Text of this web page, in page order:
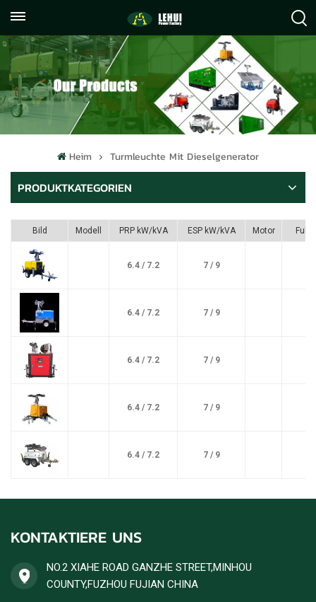
059122071372
info@lehuipowerfactory.com
Heim Turmleuchte Mit Dieselgenerator
PRODUKTKATEGORIEN
Bild Modell PRP kW/kVA ESP kW/kVA Motor Fule
6.4 / 7.2 7 / 9
6.4 / 7.2 7 / 9
6.4 / 7.2 7 / 9
6.4 / 7.2 7 / 9
6.4 / 7.2 7 / 9
KONTAKTIERE UNS
NO.2 XIAHE ROAD GANZHE STREET,MINHOU
COUNTY,FUZHOU FUJIAN CHINA